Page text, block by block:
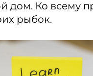
дом. Ко всему
рыбок.